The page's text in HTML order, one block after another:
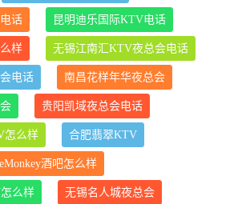
话 昆明迪乐国际KTV电话
样 无锡江南汇KTV夜总会电话
电话 南昌花样年华夜总会
贵阳凯域夜总会电话
怎么样 合肥翡翠KTV
酒吧怎么样
么样 无锡名人城夜总会